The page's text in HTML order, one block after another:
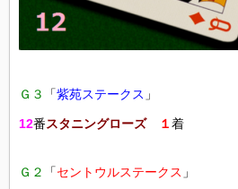
Ｇ３ 「紫苑ステークス 」
12番スタニングローズ １着
Ｇ２ 「セントウルステークス 」